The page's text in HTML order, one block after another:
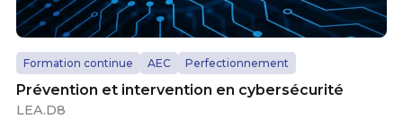
Formation continue AEC Perfectionnement
Prévention et intervention en cybersécurité
LEA.D8